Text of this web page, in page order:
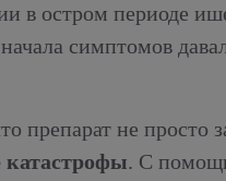
в остром периоде
симптомов
препарат не просто
катастрофы. С